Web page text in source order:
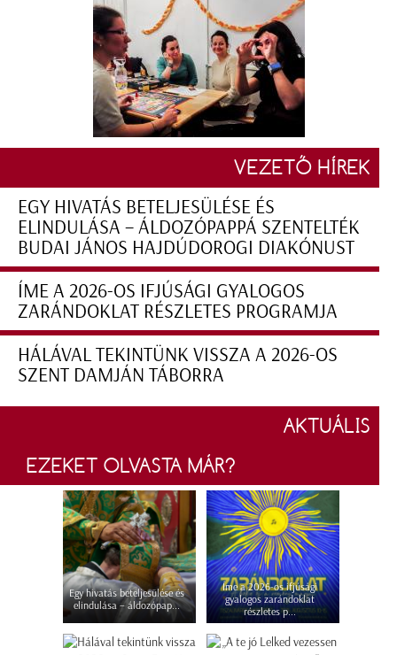
VEZETŐ HÍREK
EGY HIVATÁS BETELJESÜLÉSE ÉS
ELINDULÁSA – ÁLDOZÓPAPPÁ SZENTELTÉK
BUDAI JÁNOS HAJDÚDOROGI DIAKÓNUST
ÍME A 2026-OS IFJÚSÁGI GYALOGOS
ZARÁNDOKLAT RÉSZLETES PROGRAMJA
HÁLÁVAL TEKINTÜNK VISSZA A 2026-OS
SZENT DAMJÁN TÁBORRA
AKTUÁLIS
EZEKET OLVASTA MÁR?
Egy hivatás beteljesülése és
elindulása – áldozópap...
Íme a 2026-os ifjúsági
gyalogos zarándoklat
részletes p...